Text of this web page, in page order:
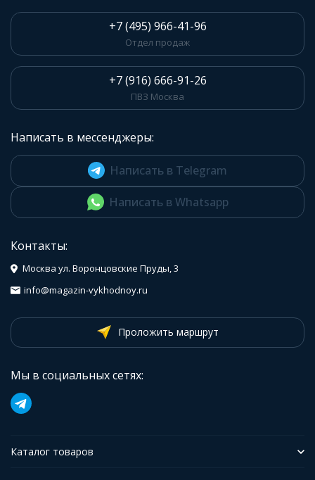
+7 (495) 966-41-96
Отдел продаж
+7 (916) 666-91-26
ПВЗ Москва
Написать в мессенджеры:
Написать в Telegram
Написать в Whatsapp
Контакты:
Москва ул. Воронцовские Пруды, 3
info@magazin-vykhodnoy.ru
Проложить маршрут
Мы в социальных сетях:
Каталог товаров